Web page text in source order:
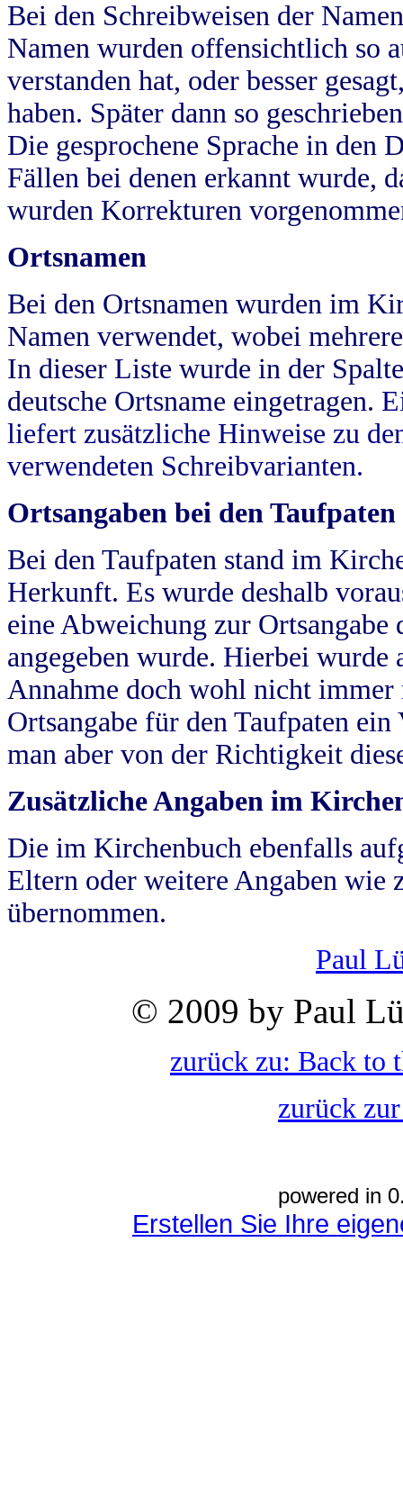
Bei den Schreibweisen der
Namen wurden offensichtlich so
verstanden hat, oder besser
haben. Später dann so
Die gesprochene Sprache in
Fällen bei denen erkannt wurde,
wurden Korrekturen
Ortsnamen
Bei den Ortsnamen wurden im
Namen verwendet, wobei
In dieser Liste wurde in der
deutsche Ortsname eingetragen.
liefert zusätzliche Hinweise zu
verwendeten Schreibvarianten.
Ortsangaben bei den Taufpaten
Bei den Taufpaten stand im
Herkunft. Es wurde deshalb
eine Abweichung zur
angegeben wurde. Hierbei wurde
Annahme doch wohl nicht
Ortsangabe für den Taufpaten
man aber von der Richtigkeit
Zusätzliche Angaben im
Die im Kirchenbuch ebenfalls
Eltern oder weitere Angaben wie
übernommen.
Paul
© 2009 by Paul
zurück zu: Back to
zurück
powered in
Erstellen Sie Ihre